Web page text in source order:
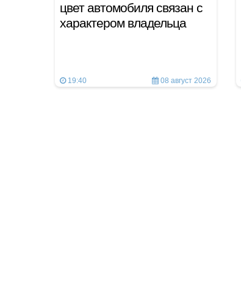
цвет автомобиля связан с
характером владельца
19:40 08 август 2026